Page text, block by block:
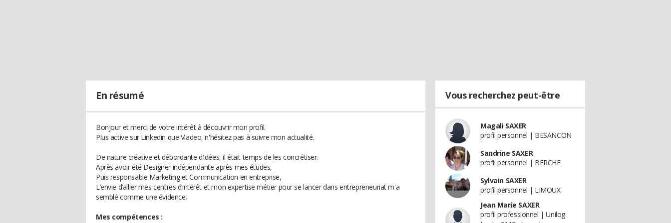
En résumé
Bonjour et merci de votre intérêt à découvrir mon profil.
Plus active sur Linkedin que Viadeo, n'hésitez pas à suivre mon actualité.
De nature créative et débordante d’idées, il était temps de les concrétiser.
Après avoir été Designer indépendante après mes études,
Puis responsable Marketing et Communication en entreprise,
L’envie d’allier mes centres d’intérêt et mon expertise métier pour se lancer dans entrepreneuriat m'a
semblé comme une évidence.
Mes compétences :
Vous recherchez peut-être
Magali SAXER
profil personnel | BESANCON
Sandrine SAXER
profil personnel | BERCHE
Sylvain SAXER
profil personnel | LIMOUX
Jean Marie SAXER
profil professionnel | Unilog